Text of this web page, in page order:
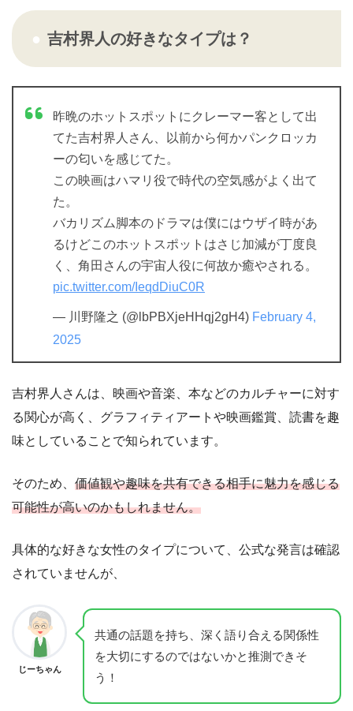
吉村界人の好きなタイプは？
昨晩のホットスポットにクレーマー客として出
てた吉村界人さん、以前から何かパンクロッカ
ーの匂いを感じてた。
この映画はハマリ役で時代の空気感がよく出て
た。
バカリズム脚本のドラマは僕にはウザイ時があ
るけどこのホットスポットはさじ加減が丁度良
く、角田さんの宇宙人役に何故か癒やされる。
pic.twitter.com/IeqdDiuC0R
— 川野隆之 (@lbPBXjeHHqj2gH4) February 4,
2025
吉村界人さんは、映画や音楽、本などのカルチャーに対す
る関心が高く、グラフィティアートや映画鑑賞、読書を趣
味としていることで知られています。
そのため、 価値観や趣味を共有できる相手に魅力を感じる
可能性が高いのかもしれません。
具体的な好きな女性のタイプについて、公式な発言は確認
されていませんが、
じーちゃん
共通の話題を持ち、深く語り合える関係性
を大切にするのではないかと推測できそ
う！